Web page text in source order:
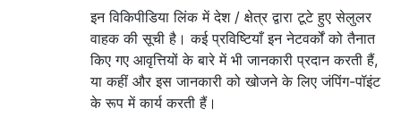
इन विकिपीडिया लिंक में देश / क्षेत्र द्वारा टूटे हुए सेलुलर
वाहक की सूची है। कई प्रविष्टियाँ इन नेटवर्कों को तैनात
किए गए आवृत्तियों के बारे में भी जानकारी प्रदान करती हैं,
या कहीं और इस जानकारी को खोजने के लिए जंपिंग-पॉइंट
के रूप में कार्य करती हैं।